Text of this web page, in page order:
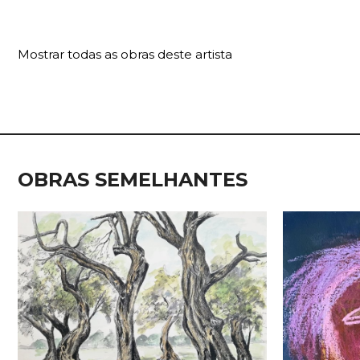
Mostrar todas as obras deste artista
OBRAS SEMELHANTES